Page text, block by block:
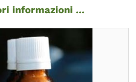
informazioni ...